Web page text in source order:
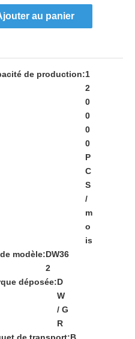
au panier
de production:1
2
0
0
0
0
P
C
S
/
m
o
is
modèle:DW36
2
déposée:D
W
/ G
R